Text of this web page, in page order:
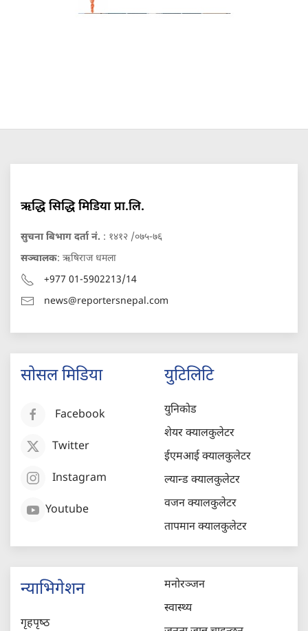
ऋद्धि सिद्धि मिडिया प्रा.लि.
सुचना बिभाग दर्ता नं. : १४१२ /०७५-७६
सञ्चालक: ऋषिराज धमला
+977 01-5902213/14
news@reportersnepal.com
सोसल मिडिया
Facebook
Twitter
Instagram
Youtube
युटिलिटि
युनिकोड
शेयर क्यालकुलेटर
ईएमआई क्यालकुलेटर
ल्यान्ड क्यालकुलेटर
वजन क्यालकुलेटर
तापमान क्यालकुलेटर
न्याभिगेशन
गृहपृष्‍ठ
मनोरञ्जन
स्वास्थ्य